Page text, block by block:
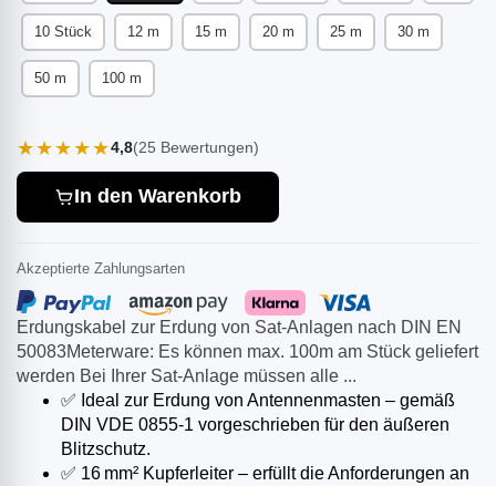
Erdungskabel zur Erdung von Sat-Anlagen nach DIN EN
50083Meterware: Es können max. 100m am Stück geliefert
werden Bei Ihrer Sat-Anlage müssen alle ...
✅ Ideal zur Erdung von Antennenmasten – gemäß
DIN VDE 0855-1 vorgeschrieben für den äußeren
Blitzschutz.
✅ 16 mm² Kupferleiter – erfüllt die Anforderungen an
10 Stück 12 m 15 m 20 m 25 m 30 m
50 m 100 m
★★★★★4,8(25 Bewertungen)
In den Warenkorb
Akzeptierte Zahlungsarten